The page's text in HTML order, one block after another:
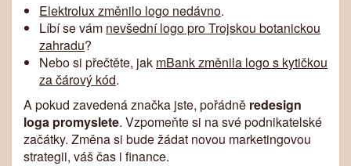
Elektrolux změnilo logo nedávno.
Líbí se vám nevšední logo pro Trojskou botanickou
zahradu?
Nebo si přečtěte, jak mBank změnila logo s kytičkou
za čárový kód.
A pokud zavedená značka jste, pořádně redesign
loga promyslete. Vzpomeňte si na své podnikatelské
začátky. Změna si bude žádat novou marketingovou
strategii, váš čas i finance.